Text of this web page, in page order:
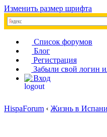
Изменить размер шрифта
Список форумов
Блог
Регистрация
Забыли свой логин
Вход
HispaForum ‹ Жизнь в